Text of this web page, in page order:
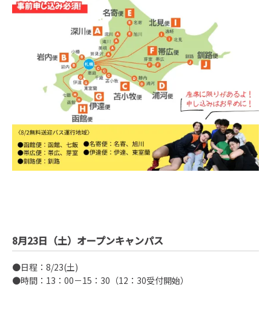
8月23日（土）オープンキャンパス
●日程：8/23(土)
●時間：13：00－15：30（12：30受付開始）